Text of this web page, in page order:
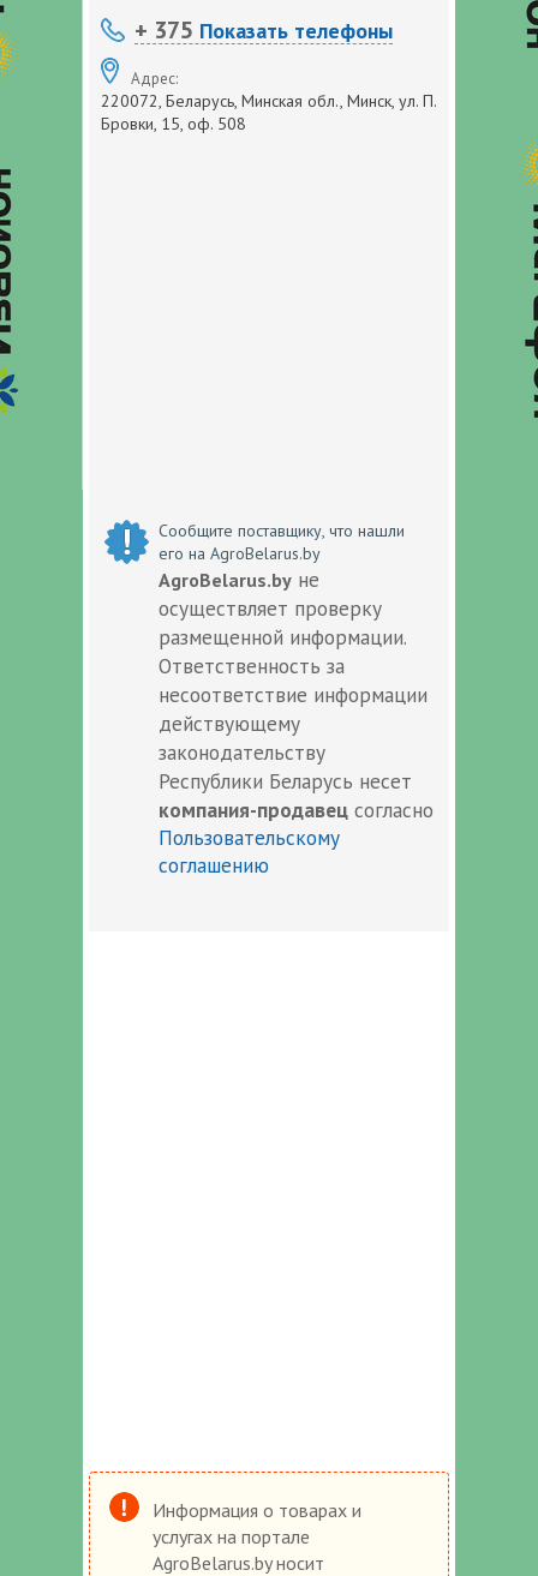
+ 375 Показать телефоны
Адрес:
220072, Беларусь, Минская обл., Минск, ул. П.
Бровки, 15, оф. 508
Сообщите поставщику, что нашли
его на AgroBelarus.by
AgroBelarus.by не
осуществляет проверку
размещенной информации.
Ответственность за
несоответствие информации
действующему
законодательству
Республики Беларусь несет
компания-продавец согласно
Пользовательскому
соглашению
Информация о товарах и
услугах на портале
AgroBelarus.by носит